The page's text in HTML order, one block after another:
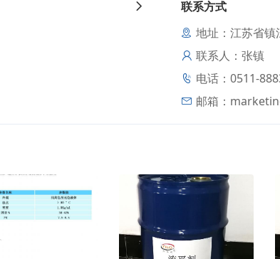
联系方式
地址：江苏省
联系人：张镇
电话：0511-
邮箱：